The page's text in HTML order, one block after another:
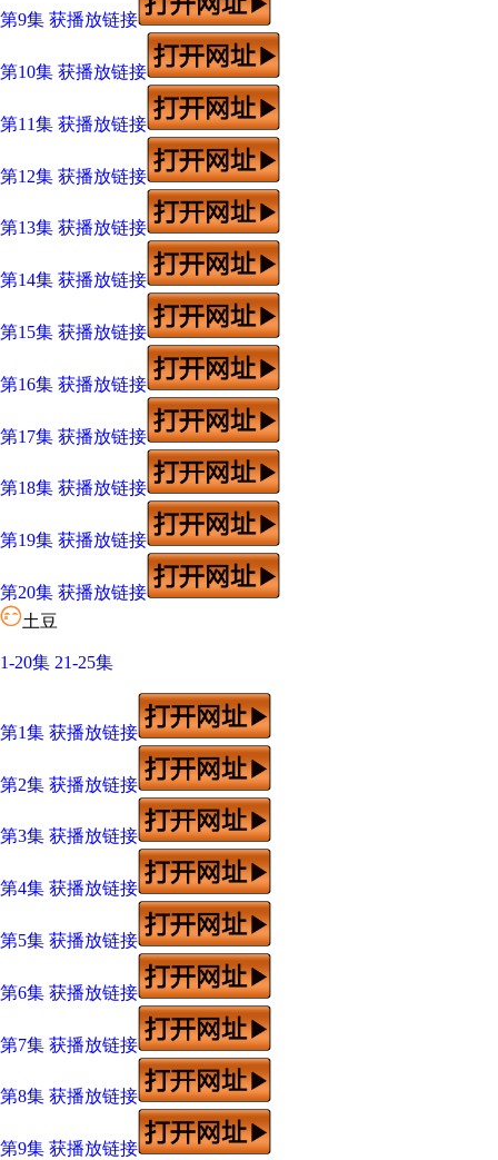
第9集 获播放链接
第10集 获播放链接
第11集 获播放链接
第12集 获播放链接
第13集 获播放链接
第14集 获播放链接
第15集 获播放链接
第16集 获播放链接
第17集 获播放链接
第18集 获播放链接
第19集 获播放链接
第20集 获播放链接
土豆
1-20集 21-25集
第1集 获播放链接
第2集 获播放链接
第3集 获播放链接
第4集 获播放链接
第5集 获播放链接
第6集 获播放链接
第7集 获播放链接
第8集 获播放链接
第9集 获播放链接